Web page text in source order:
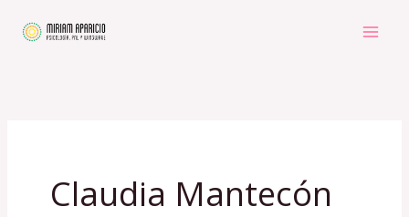
Claudia Mantecón